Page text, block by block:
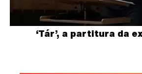
‘Tár’, a partitura da